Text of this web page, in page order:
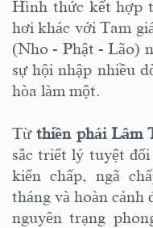
Hình thức kết hợp
hơi khác với Tam
(Nho - Phật - Lão)
sự hội nhập nhiều
hòa làm một.
Từthiền phái Lâm
sắc triết lý tuyệt
kiến chấp, ngã
tháng và hoàn cảnh
nguyên trạng